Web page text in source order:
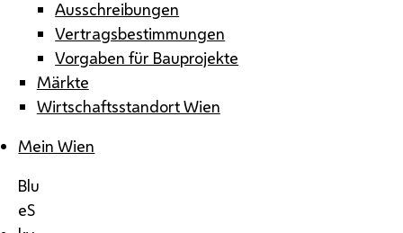
Ausschreibungen
Vertragsbestimmungen
Vorgaben für Bauprojekte
Märkte
Wirtschaftsstandort Wien
Mein Wien
Blu
eS